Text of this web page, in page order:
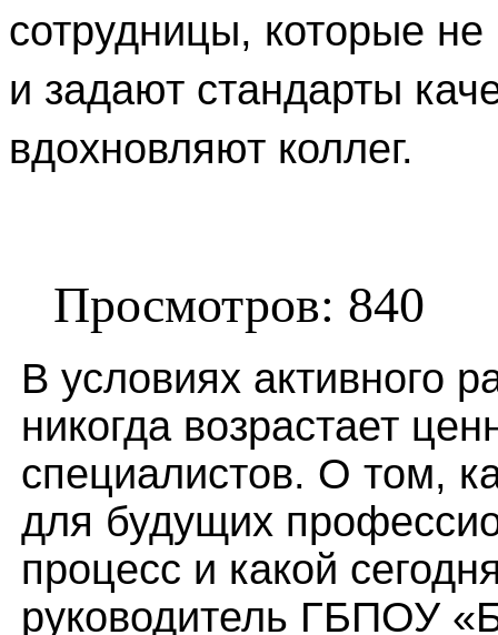
сотрудницы, которые
и задают стандарты
вдохновляют коллег.
Просмотров: 840
В условиях активного
никогда возрастает
специалистов. О том,
для будущих
процесс и какой
руководитель ГБПОУ